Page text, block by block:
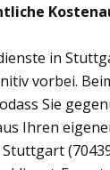
in
vorbei.
Sie
Ihren
Stuttgart